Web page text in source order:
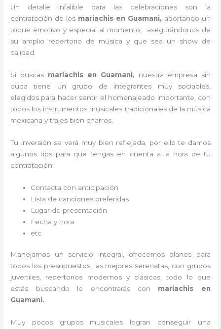
Un detalle infalible para las celebraciones son la
contratación de los mariachis en Guamani, aportando un
toque emotivo y especial al momento, asegurándonos de
su amplio repertorio de música y que sea un show de
calidad.
Si buscas mariachis en Guamani, nuestra empresa
sin
duda tiene un grupo de integrantes muy sociables,
elegidos para hacer sentir el homenajeado importante, con
todos los instrumentos musicales tradicionales de la música
mexicana y trajes bien charros.
Tu inversión se verá muy bien reflejada, por ello te damos
algunos tips para que tengas en cuenta a la hora de tu
contratación:
Contacta con anticipación
Lista de canciones preferidas
Lugar de presentación
Fecha y hora
etc.
Manejamos un servicio integral, ofrecemos planes para
todos los presupuestos, las mejores serenatas, con grupos
juveniles, repertorios modernos y clásicos, todo lo que
estás buscando lo encontrarás con mariachis en
Guamani.
Muy pocos grupos musicales logran conseguir una